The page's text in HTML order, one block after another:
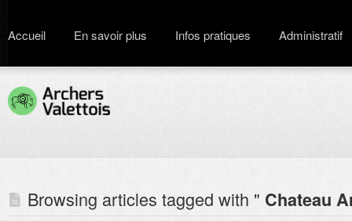
Accueil En savoir plus Infos pratiques Administratif
Browsing articles tagged with " Chateau